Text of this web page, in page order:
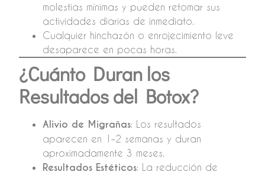
molestias mínimas y pueden retomar sus
actividades diarias de inmediato.
Cualquier hinchazón o enrojecimiento leve
desaparece en pocas horas.
¿Cuánto Duran los
Resultados del Botox?
Alivio de Migrañas: Los resultados
aparecen en 1–2 semanas y duran
aproximadamente 3 meses.
Resultados Estéticos: La reducción de